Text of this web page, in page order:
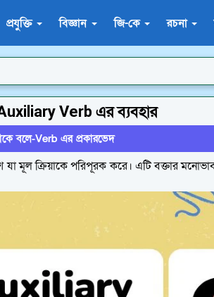
প্রযুক্তি বিজ্ঞান জি-কে রচনা
Verb এর ব্যবহার
বলে-Verb এর প্রকারভেদ
মূল ক্রিয়াকে পরিপূরক করে। এটি বক্তার